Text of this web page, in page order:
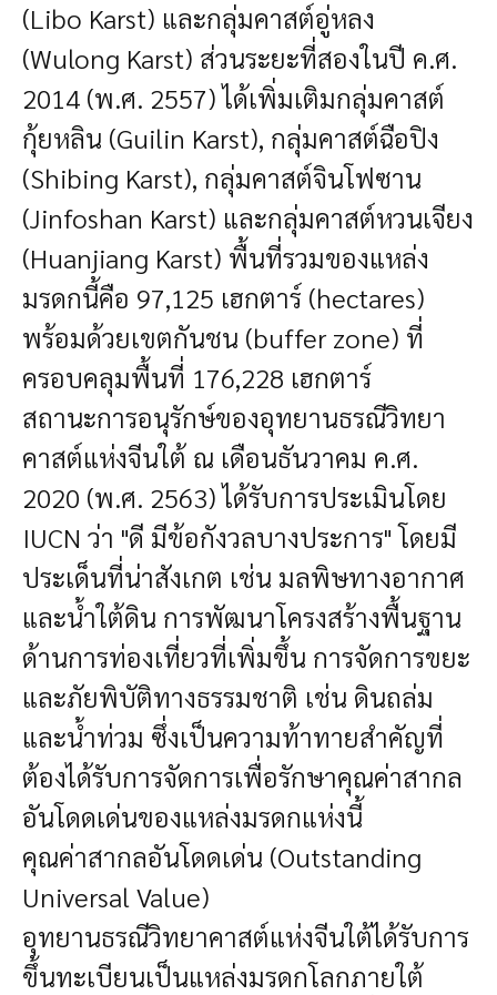
(Libo Karst) และกลุ่มคาสต์อู่หลง
(Wulong Karst) ส่วนระยะที่สองในปี ค.ศ.
2014 (พ.ศ. 2557) ได้เพิ่มเติมกลุ่มคาสต์
กุ้ยหลิน (Guilin Karst), กลุ่มคาสต์ฉือปิง
(Shibing Karst), กลุ่มคาสต์จินโฟซาน
(Jinfoshan Karst) และกลุ่มคาสต์หวนเจียง
(Huanjiang Karst) พื้นที่รวมของแหล่ง
มรดกนี้คือ 97,125 เฮกตาร์ (hectares)
พร้อมด้วยเขตกันชน (buffer zone) ที่
ครอบคลุมพื้นที่ 176,228 เฮกตาร์
สถานะการอนุรักษ์ของอุทยานธรณีวิทยา
คาสต์แห่งจีนใต้ ณ เดือนธันวาคม ค.ศ.
2020 (พ.ศ. 2563) ได้รับการประเมินโดย
IUCN ว่า "ดี มีข้อกังวลบางประการ" โดยมี
ประเด็นที่น่าสังเกต เช่น มลพิษทางอากาศ
และน้ำใต้ดิน การพัฒนาโครงสร้างพื้นฐาน
ด้านการท่องเที่ยวที่เพิ่มขึ้น การจัดการขยะ
และภัยพิบัติทางธรรมชาติ เช่น ดินถล่ม
และน้ำท่วม ซึ่งเป็นความท้าทายสำคัญที่
ต้องได้รับการจัดการเพื่อรักษาคุณค่าสากล
อันโดดเด่นของแหล่งมรดกแห่งนี้
คุณค่าสากลอันโดดเด่น (Outstanding
Universal Value)
อุทยานธรณีวิทยาคาสต์แห่งจีนใต้ได้รับการ
ขึ้นทะเบียนเป็นแหล่งมรดกโลกภายใต้